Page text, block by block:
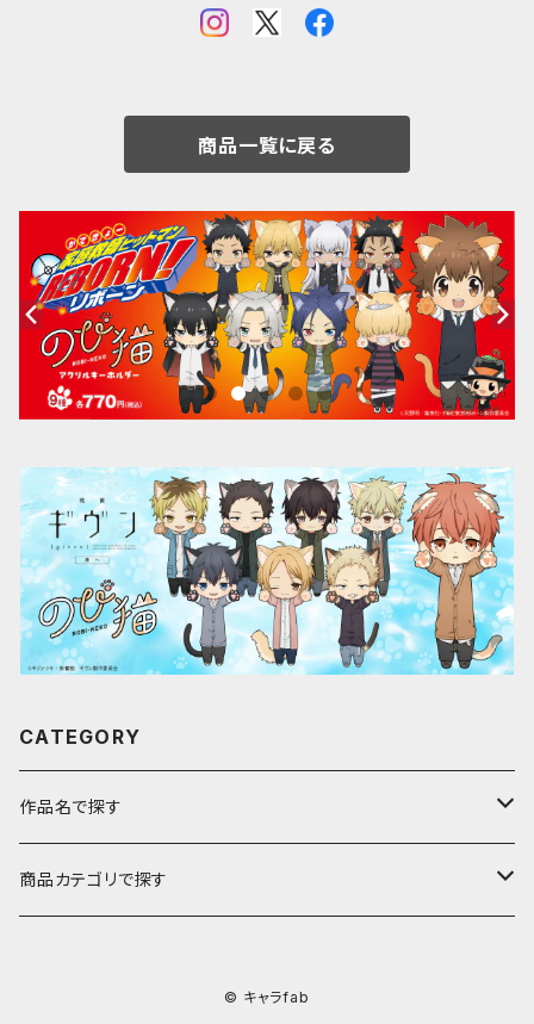
商品一覧に戻る
CATEGORY
作品名で探す
ア行
商品カテゴリで探す
© キャラfab